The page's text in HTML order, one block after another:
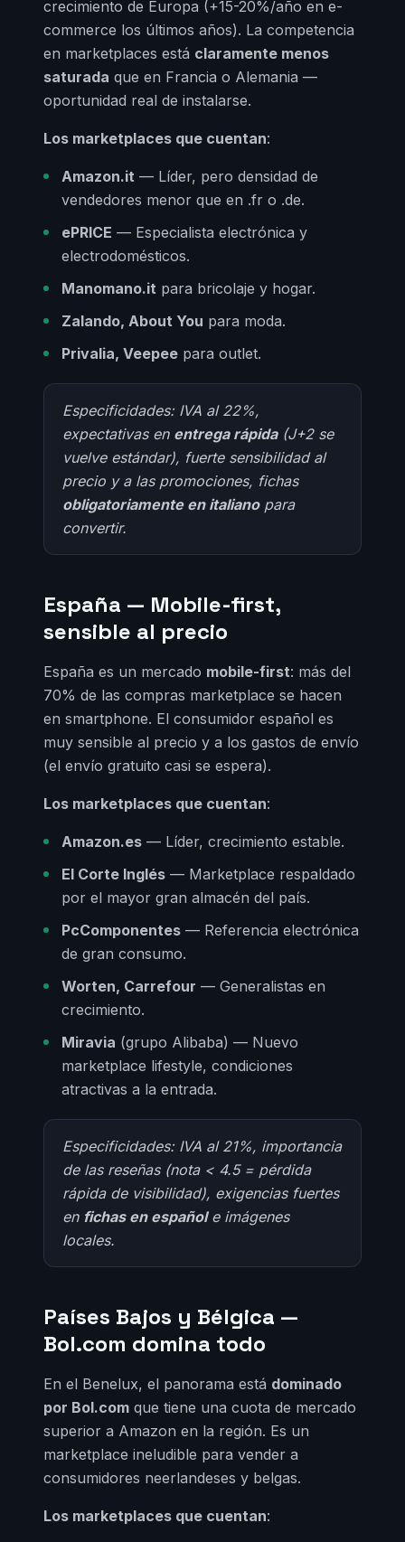
crecimiento de Europa (+15-20%/año en e-
commerce los últimos años). La competencia
en marketplaces está claramente menos
saturada que en Francia o Alemania —
oportunidad real de instalarse.
Los marketplaces que cuentan:
Amazon.it — Líder, pero densidad de
vendedores menor que en .fr o .de.
ePRICE — Especialista electrónica y
electrodomésticos.
Manomano.it para bricolaje y hogar.
Zalando, About You para moda.
Privalia, Veepee para outlet.
Especificidades: IVA al 22%,
expectativas en entrega rápida(J+2 se
vuelve estándar), fuerte sensibilidad al
precio y a las promociones, fichas
obligatoriamente en italianopara
convertir.
España — Mobile-first,
sensible al precio
España es un mercado mobile-first: más del
70% de las compras marketplace se hacen
en smartphone. El consumidor español es
muy sensible al precio y a los gastos de envío
(el envío gratuito casi se espera).
Los marketplaces que cuentan:
Amazon.es — Líder, crecimiento estable.
El Corte Inglés — Marketplace respaldado
por el mayor gran almacén del país.
PcComponentes — Referencia electrónica
de gran consumo.
Worten, Carrefour — Generalistas en
crecimiento.
Miravia (grupo Alibaba) — Nuevo
marketplace lifestyle, condiciones
atractivas a la entrada.
Especificidades: IVA al 21%, importancia
de las reseñas (nota < 4.5 = pérdida
rápida de visibilidad), exigencias fuertes
en fichas en españole imágenes
locales.
Países Bajos y Bélgica —
Bol.com domina todo
En el Benelux, el panorama está dominado
por Bol.com que tiene una cuota de mercado
superior a Amazon en la región. Es un
marketplace ineludible para vender a
consumidores neerlandeses y belgas.
Los marketplaces que cuentan: